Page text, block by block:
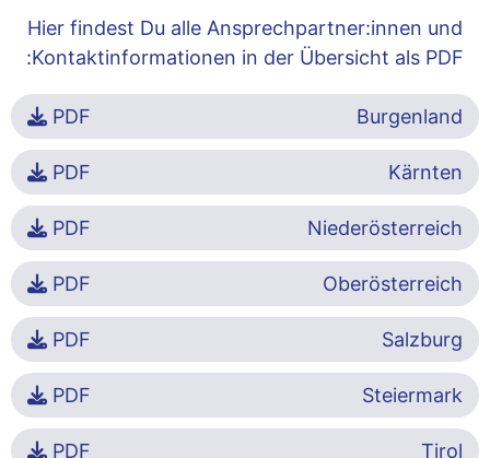
Hier findest Du alle Ansprechpartner:innen und
Kontaktinformationen in der Übersicht als PDF:
Burgenland
PDF
Kärnten
PDF
Niederösterreich
PDF
Oberösterreich
PDF
Salzburg
PDF
Steiermark
PDF
Tirol
PDF